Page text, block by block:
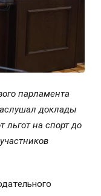
парламента
доклады
льгот на спорт до